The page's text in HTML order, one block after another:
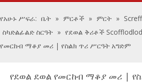
የአሁኑ ሥፍራ: ቤት » ምርቶች » ምርት »
ስካድልፊልድ ስርዓት » የደወል ቅሪቶች
የመርከብ ማቆያ መሪ | የስልክ ጥሪ ሥርዓት አግድም
የደወል ደወል የመርከብ ማቆያ መሪ |